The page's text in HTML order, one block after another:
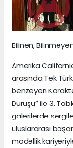
Bilinen,
Amerika
arasında Tek
benzeyen
Duruşu” ile 3.
galerilerde
uluslararası
modellik